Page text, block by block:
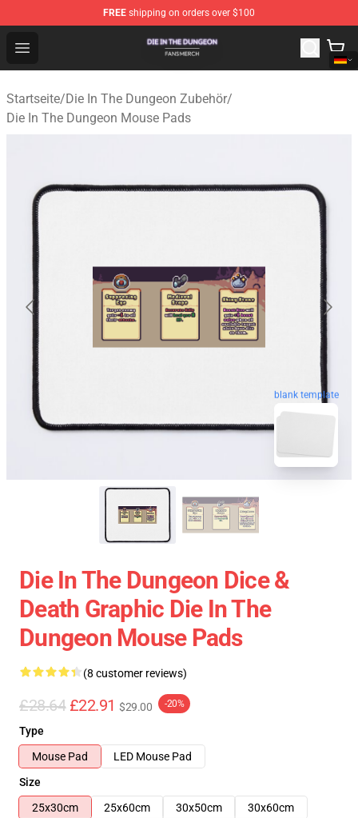
FREE shipping on orders over $100
Open menu
Die In The Dungeon Shop - Official Die In The Dungeon
Startseite/Die In The Dungeon Zubehör/
Die In The Dungeon Mouse Pads
blank template
Die In The Dungeon Dice &
Death Graphic Die In The
Dungeon Mouse Pads
(8 customer reviews)
£28.64 £22.91 $29.00 -20%
Type
Mouse Pad
LED Mouse Pad
Size
25x30cm
25x60cm 30x50cm
30x60cm